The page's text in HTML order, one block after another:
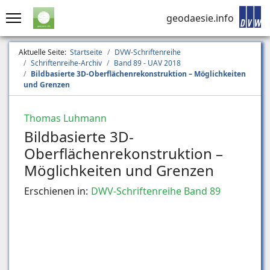
geodaesie.info
Aktuelle Seite: Startseite
DVW-Schriftenreihe
Schriftenreihe-Archiv
Band 89 - UAV 2018
Bildbasierte 3D-Oberflächenrekonstruktion – Möglichkeiten
und Grenzen
Thomas Luhmann
Bildbasierte 3D-
Oberflächenrekonstruktion –
Möglichkeiten und Grenzen
Erschienen in: DWV-Schriftenreihe Band 89